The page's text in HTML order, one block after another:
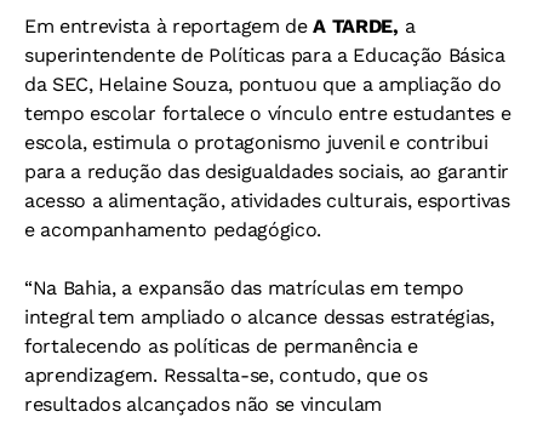
Em entrevista à reportagem deA TARDE, a
superintendente de Políticas para a Educação Básica
da SEC, Helaine Souza, pontuou que a ampliação do
tempo escolar fortalece o vínculo entre estudantes e
escola, estimula o protagonismo juvenil e contribui
para a redução das desigualdades sociais, ao garantir
acesso a alimentação, atividades culturais, esportivas
e acompanhamento pedagógico.
“Na Bahia, a expansão das matrículas em tempo
integral tem ampliado o alcance dessas estratégias,
fortalecendo as políticas de permanência e
aprendizagem. Ressalta-se, contudo, que os
resultados alcançados não se vinculam